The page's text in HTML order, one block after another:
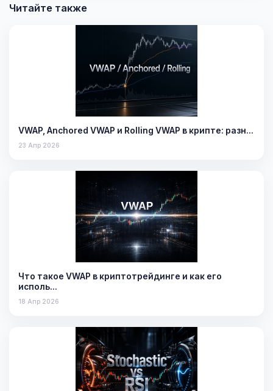
Читайте также
VWAP, Anchored VWAP и Rolling VWAP в крипте: разн…
23 Апр 2026
Что такое VWAP в криптотрейдинге и как его
исполь…
18 Апр 2026